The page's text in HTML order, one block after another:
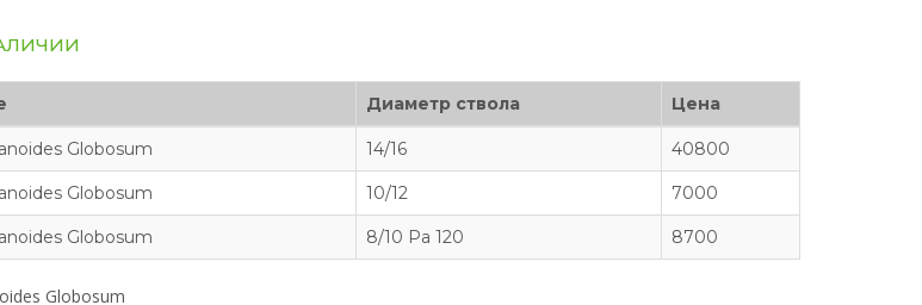
Диаметр ствола Цена
Globosum 14/16 40800
Globosum 10/12 7000
Globosum 8/10 Pa 120 8700
Globosum